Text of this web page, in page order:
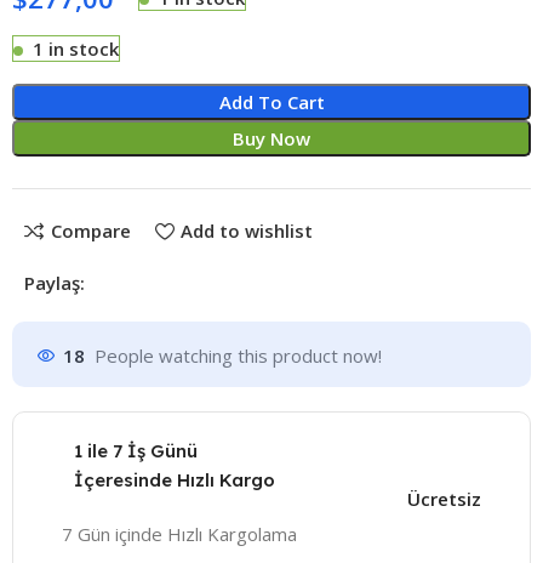
1 in stock
Add To Cart
Buy Now
Compare Add to wishlist
Paylaş:
18 People watching this product now!
1 ile 7 İş Günü
İçeresinde Hızlı Kargo
7 Gün içinde Hızlı Kargolama
Ücretsiz